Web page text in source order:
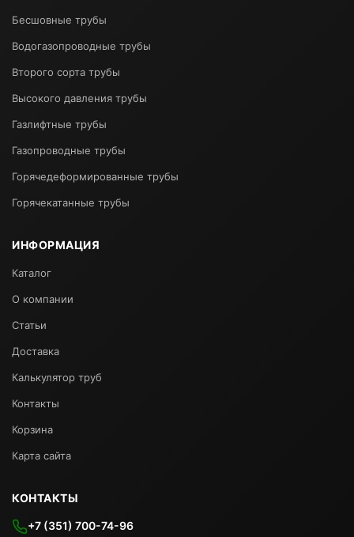
Бесшовные трубы
Водогазопроводные трубы
Второго сорта трубы
Высокого давления трубы
Газлифтные трубы
Газопроводные трубы
Горячедеформированные трубы
Горячекатанные трубы
ИНФОРМАЦИЯ
Каталог
О компании
Статьи
Доставка
Калькулятор труб
Контакты
Корзина
Карта сайта
КОНТАКТЫ
+7 (351) 700-74-96